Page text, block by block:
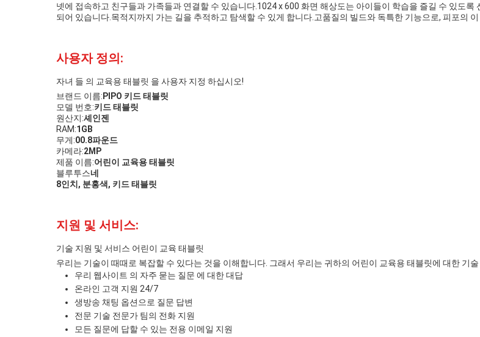
넷에 접속하고 친구들과 가족들과 연결할 수 있습니다.1024 x 600 화면 해상도는 아이들이 학습을 즐길 수 있도
되어 있습니다.목적지까지 가는 길을 추적하고 탐색할 수 있게 합니다.고품질의 빌드와 독특한 기능으로, 피포의
사용자 정의:
자녀 들 의 교육용 태블릿 을 사용자 지정 하십시오!
브랜드 이름: PIPO 키드 태블릿
모델 번호:키드 태블릿
원산지:셰인젠
RAM:1GB
무게:00.8파운드
카메라:2MP
제품 이름:어린이 교육용 태블릿
블루투스네
8인치, 분홍색, 키드 태블릿
지원 및 서비스:
기술 지원 및 서비스 어린이 교육 태블릿
우리는 기술이 때때로 복잡할 수 있다는 것을 이해합니다. 그래서 우리는 귀하의 어린이 교육용 태블릿에 대한 기
우리 웹사이트 의 자주 묻는 질문 에 대한 대답
온라인 고객 지원 24/7
생방송 채팅 옵션으로 질문 답변
전문 기술 전문가 팀의 전화 지원
모든 질문에 답할 수 있는 전용 이메일 지원